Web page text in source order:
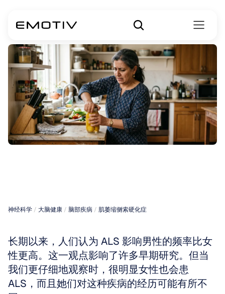
神经科学 / 大脑健康 / 脑部疾病 / 肌萎缩侧索硬化症
长期以来，人们认为 ALS 影响男性的频率比女
性更高。这一观点影响了许多早期研究。但当
我们更仔细地观察时，很明显女性也会患
ALS，而且她们对这种疾病的经历可能有所不